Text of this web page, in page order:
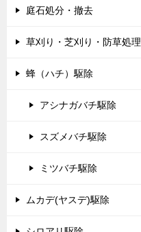
庭石処分・撤去
草刈り・芝刈り・防草処理
蜂（ハチ）駆除
アシナガバチ駆除
スズメバチ駆除
ミツバチ駆除
ムカデ(ヤスデ)駆除